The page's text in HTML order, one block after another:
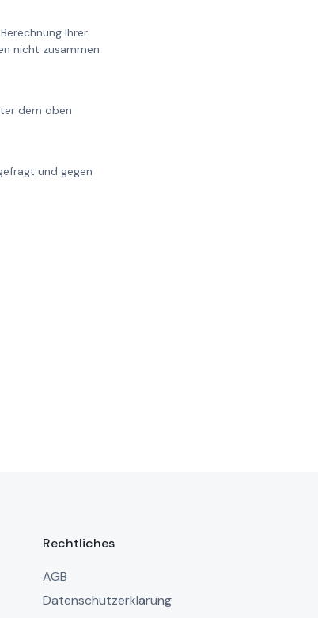
Ihrer
nicht zusammen
dem oben
und gegen
Rechtliches
AGB
Datenschutzerklärung